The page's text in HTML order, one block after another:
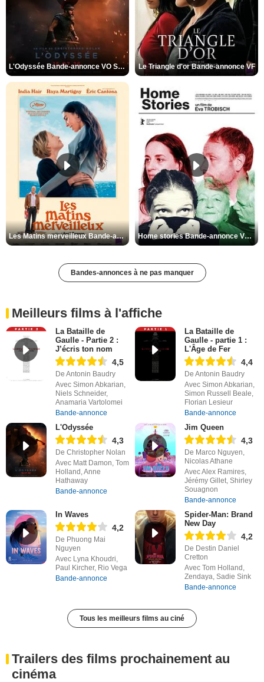
L'Odyssée Bande-annonce VO STFR Le Triangle d'or Bande-annonce VF
Les Matins merveilleux Bande-annonce VF Home stories Bande-annonce VO STFR
Bandes-annonces à ne pas manquer
Meilleurs films à l'affiche
La Bataille de
Gaulle - Partie 2 :
J’écris ton nom
4,5
De Antonin Baudry
Avec Simon Abkarian,
Niels Schneider,
Anamaria Vartolomei
Bande-annonce
La Bataille de
Gaulle - partie 1 :
L'Âge de Fer
4,4
De Antonin Baudry
Avec Simon Abkarian,
Simon Russell Beale,
Florian Lesieur
Bande-annonce
L'Odyssée
4,3
De Christopher Nolan
Avec Matt Damon, Tom
Holland, Anne
Hathaway
Bande-annonce
Jim Queen
4,3
De Marco Nguyen,
Nicolas Athane
Avec Alex Ramires,
Jérémy Gillet, Shirley
Souagnon
Bande-annonce
In Waves
4,2
De Phuong Mai
Nguyen
Avec Lyna Khoudri,
Paul Kircher, Rio Vega
Bande-annonce
Spider-Man: Brand
New Day
4,2
De Destin Daniel
Cretton
Avec Tom Holland,
Zendaya, Sadie Sink
Bande-annonce
Tous les meilleurs films au ciné
Trailers des films prochainement au
cinéma